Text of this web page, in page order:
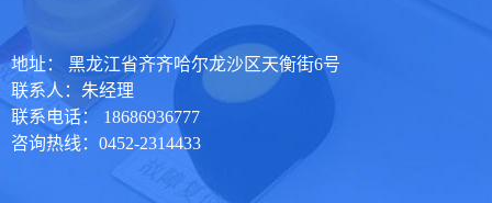
地址： 黑龙江省齐齐哈尔龙沙区天衡街6号
联系人：朱经理
联系电话： 18686936777
咨询热线：0452-2314433